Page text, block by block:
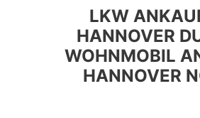
LKW
HANNOVER
WOHNMOBIL
HANNOVER